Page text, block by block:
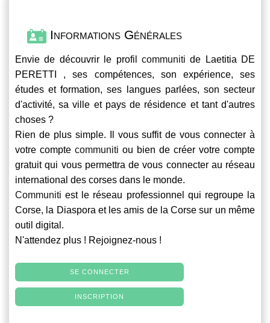
Informations Générales
Envie de découvrir le profil communiti de Laetitia DE
PERETTI , ses compétences, son expérience, ses
études et formation, ses langues parlées, son secteur
d'activité, sa ville et pays de résidence et tant d'autres
choses ?
Rien de plus simple. Il vous suffit de vous connecter à
votre compte communiti ou bien de créer votre compte
gratuit qui vous permettra de vous connecter au réseau
international des corses dans le monde.
Communiti est le réseau professionnel qui regroupe la
Corse, la Diaspora et les amis de la Corse sur un même
outil digital.
N'attendez plus ! Rejoignez-nous !
SE CONNECTER
INSCRIPTION